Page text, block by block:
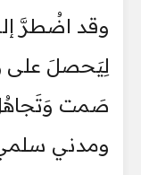
وقد اضُطرَّ
لِيَحصلَ على
صَمت
ومدني سلمي